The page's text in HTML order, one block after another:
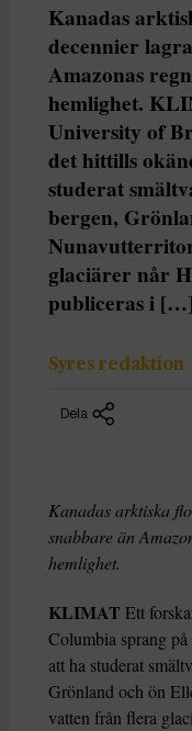
Kanadas
decennier
Amazonas
hemlighet.
University of
det hittills
studerat
bergen,
glaciärer når
publiceras i […]
Syres redaktion
Dela
Kanadas arktiska
snabbare än
hemlighet.
KLIMAT Ett
Columbia sprang
att ha studerat
Grönland och ön
vatten från flera